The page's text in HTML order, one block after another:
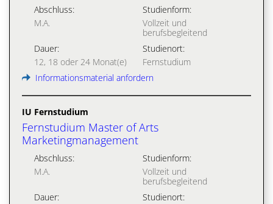
Abschluss:
M.A.
Studienform:
Vollzeit und
berufsbegleitend
Dauer:
12, 18 oder 24 Monat(e)
Studienort:
Fernstudium
Informationsmaterial anfordern
IU Fernstudium
Fernstudium Master of Arts
Marketingmanagement
Abschluss:
M.A.
Studienform:
Vollzeit und
berufsbegleitend
Dauer:
Studienort: